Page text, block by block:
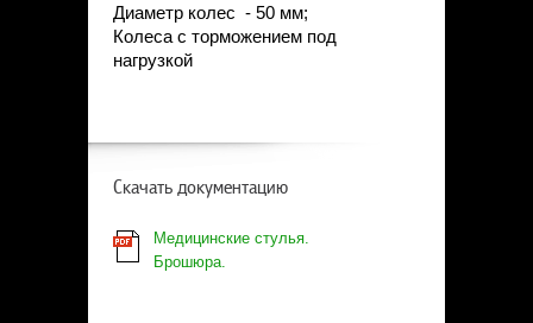
Диаметр колес - 50 мм;
Колеса с торможением под
нагрузкой
Скачать документацию
Медицинские стулья.
Брошюра.